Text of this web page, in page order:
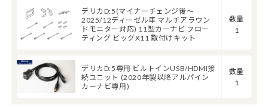
デリカD:5(マイナーチェンジ後～
2025/12ディーゼル車 マルチアラウン
ドモニター対応) 11型カーナビ フロー
ティング ビッグX11 取付けキット
数量
1
デリカD:5専用 ビルトインUSB/HDMI接
続ユニット (2020年製以降アルパイン
カーナビ専用)
数量
1